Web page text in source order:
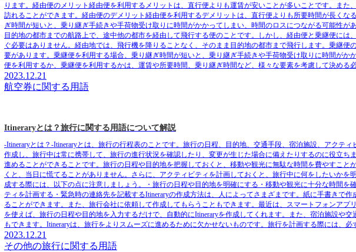
ります。経由便のメリット経由便を利用するメリットは、直行便よりも運賃が安いことが多いことです。ま
訪れることができます。経由便のデメリット経由便を利用するデメリットは、直行便よりも所要時間が長く
ぎ時間が短いと、乗り継ぎ手続きや手荷物受け取りに時間がかかってしまい、時間のロスにつながる可能性が
目的地の都市までの航路上で、途中他の都市を経由して飛行する便のことです。しかし、経由便と乗継便に
ぐ必要はありません。経由地では、飛行機を降りることなく、そのまま目的地の都市まで飛行します。乗継
要があります。乗継便を利用する場合、乗り継ぎ時間が短いと、乗り継ぎ手続きや手荷物受け取りに時間がか
便を利用するか、乗継便を利用するかは、運賃や所要時間、乗り継ぎ時間など、様々な要素を考慮して決める必
2023.12.21
航空券に関する用語
Itineraryとは？旅行に関する用語について解説
-Itineraryとは？-Itineraryとは、旅行の行程表のことです。旅行の日程、目的地、交通手段、宿泊施設、アクテ
作成し、旅行中は常に携帯して、旅行の進行状況を確認したり、変更が生じた場合に備えたりするのに役立ち
進めることができることです。旅行の日程や目的地を把握しておくと、移動や観光に無駄な時間を費やすこと
くと、当日に慌てることがありません。さらに、アクティビティを計画しておくと、旅行中に何をしたいかを
成する際には、以下の点に注意しましょう。・旅行の日程や目的地を明確にする・移動や観光に十分な時間
ティを計画する・緊急時の連絡先を記載するItineraryの作成方法は、人によってさまざまです。紙に手書きで
ることができます。また、旅行会社に依頼して作成してもらうこともできます。最近は、スマートフォンアプ
を使えば、旅行の日程や目的地を入力するだけで、自動的にItineraryを作成してくれます。また、宿泊施設や
もできます。Itineraryは、旅行をよりスムーズに進めるために欠かせないものです。旅行を計画する際には、必
2023.12.21
その他の旅行に関する用語